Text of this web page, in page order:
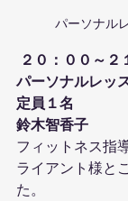
パーソナル
２０：００～２
パーソナルレッ
定員１名
鈴木智香子
フィットネス指
ライアント様と
た。